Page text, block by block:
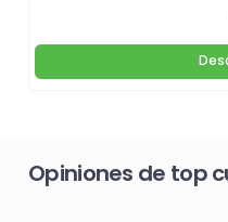
Opiniones de top